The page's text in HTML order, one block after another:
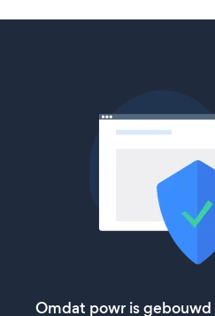
Omdat powr is gebouwd